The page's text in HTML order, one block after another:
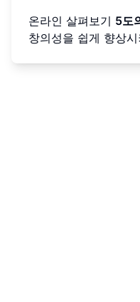
온라인 살펴보기 5도
창의성을 쉽게 향상